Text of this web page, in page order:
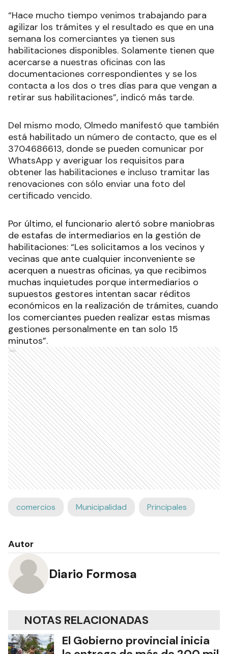
“Hace mucho tiempo venimos trabajando para
agilizar los trámites y el resultado es que en una
semana los comerciantes ya tienen sus
habilitaciones disponibles. Solamente tienen que
acercarse a nuestras oficinas con las
documentaciones correspondientes y se los
contacta a los dos o tres días para que vengan a
retirar sus habilitaciones”, indicó más tarde.
Del mismo modo, Olmedo manifestó que también
está habilitado un número de contacto, que es el
3704686613, donde se pueden comunicar por
WhatsApp y averiguar los requisitos para
obtener las habilitaciones e incluso tramitar las
renovaciones con sólo enviar una foto del
certificado vencido.
Por último, el funcionario alertó sobre maniobras
de estafas de intermediarios en la gestión de
habilitaciones: “Les solicitamos a los vecinos y
vecinas que ante cualquier inconveniente se
acerquen a nuestras oficinas, ya que recibimos
muchas inquietudes porque intermediarios o
supuestos gestores intentan sacar réditos
económicos en la realización de trámites, cuando
los comerciantes pueden realizar estas mismas
gestiones personalmente en tan solo 15
minutos”.
Ads
comercios Municipalidad Principales
Autor
Diario Formosa
NOTAS RELACIONADAS
El Gobierno provincial inicia